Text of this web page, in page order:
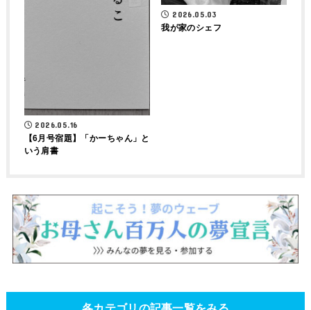
2026.05.16
【6月号宿題】「かーちゃん」と
いう肩書
2026.05.03
我が家のシェフ